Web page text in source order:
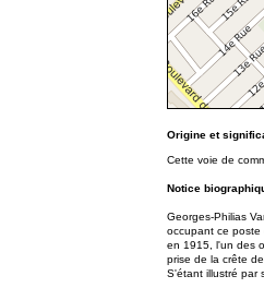
Origine et
Cette voie de
Notice
Georges-Philias
occupant ce poste
en 1915, l'un des
prise de la crête
S'étant illustré par